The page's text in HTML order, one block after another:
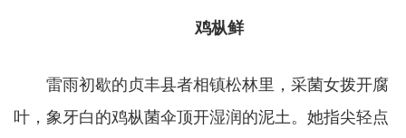
鸡枞鲜
雷雨初歇的贞丰县者相镇松林里，采菌女拨开腐
叶，象牙白的鸡枞菌伞顶开湿润的泥土。她指尖轻点